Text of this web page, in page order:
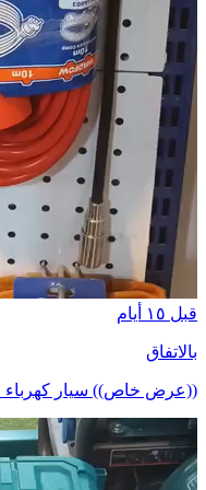
قبل ١٥ أيام
بالاتفاق
((عرض خاص)) سيار كهرباء